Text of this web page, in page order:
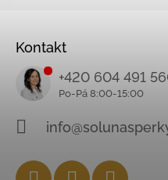
Kontakt
+420 604 491